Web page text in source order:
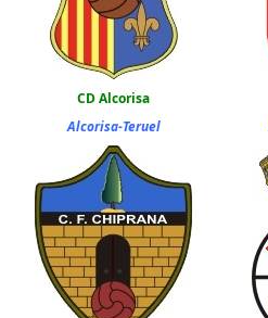
CD Alcorisa
Alcorisa-Teruel